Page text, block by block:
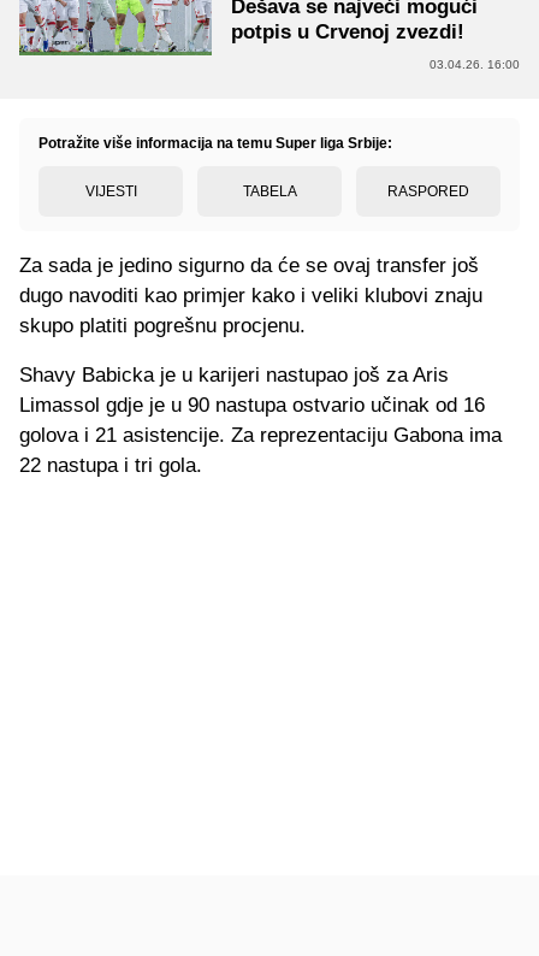
Dešava se najveći mogući
potpis u Crvenoj zvezdi!
03.04.26. 16:00
Potražite više informacija na temu Super liga Srbije:
VIJESTI TABELA RASPORED
Za sada je jedino sigurno da će se ovaj transfer još
dugo navoditi kao primjer kako i veliki klubovi znaju
skupo platiti pogrešnu procjenu.
Shavy Babicka je u karijeri nastupao još za Aris
Limassol gdje je u 90 nastupa ostvario učinak od 16
golova i 21 asistencije. Za reprezentaciju Gabona ima
22 nastupa i tri gola.